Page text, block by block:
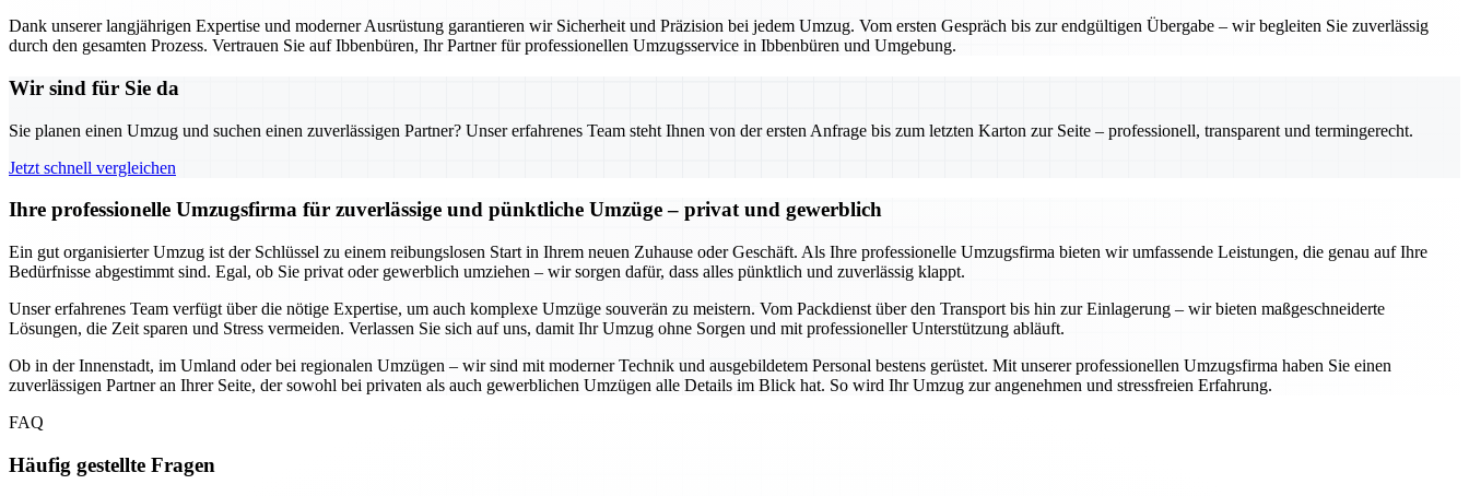
Dank unserer langjährigen Expertise und moderner Ausrüstung garantieren wir Sicherheit und Präzision bei jedem Umzug. Vom ersten Gespräch bis zur endgültigen Übergabe – wir begleiten Sie zuverlässig
durch den gesamten Prozess. Vertrauen Sie auf Ibbenbüren, Ihr Partner für professionellen Umzugsservice in Ibbenbüren und Umgebung.
Wir sind für Sie da
Sie planen einen Umzug und suchen einen zuverlässigen Partner? Unser erfahrenes Team steht Ihnen von der ersten Anfrage bis zum letzten Karton zur Seite – professionell, transparent und termingerecht.
Jetzt schnell vergleichen
Ihre professionelle Umzugsfirma für zuverlässige und pünktliche Umzüge – privat und gewerblich
Ein gut organisierter Umzug ist der Schlüssel zu einem reibungslosen Start in Ihrem neuen Zuhause oder Geschäft. Als Ihre professionelle Umzugsfirma bieten wir umfassende Leistungen, die genau auf Ihre
Bedürfnisse abgestimmt sind. Egal, ob Sie privat oder gewerblich umziehen – wir sorgen dafür, dass alles pünktlich und zuverlässig klappt.
Unser erfahrenes Team verfügt über die nötige Expertise, um auch komplexe Umzüge souverän zu meistern. Vom Packdienst über den Transport bis hin zur Einlagerung – wir bieten maßgeschneiderte
Lösungen, die Zeit sparen und Stress vermeiden. Verlassen Sie sich auf uns, damit Ihr Umzug ohne Sorgen und mit professioneller Unterstützung abläuft.
Ob in der Innenstadt, im Umland oder bei regionalen Umzügen – wir sind mit moderner Technik und ausgebildetem Personal bestens gerüstet. Mit unserer professionellen Umzugsfirma haben Sie einen
zuverlässigen Partner an Ihrer Seite, der sowohl bei privaten als auch gewerblichen Umzügen alle Details im Blick hat. So wird Ihr Umzug zur angenehmen und stressfreien Erfahrung.
FAQ
Häufig gestellte Fragen